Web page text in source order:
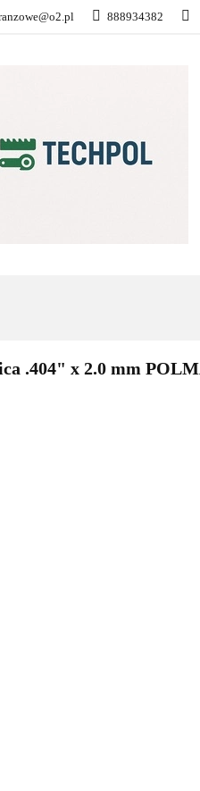
888934382
.404" x 2.0 mm